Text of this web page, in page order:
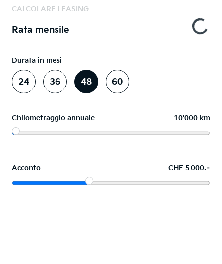
CALCOLARE LEASING
Rata mensile
Durata in mesi
24 36 48 60
Chilometraggio annuale 10'000 km
Acconto CHF 5 000.–